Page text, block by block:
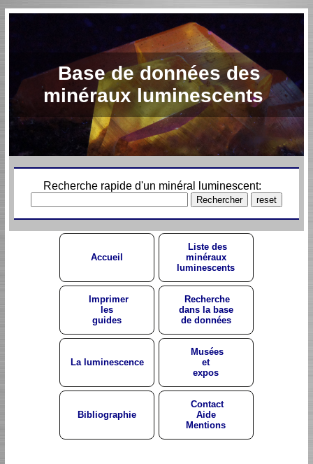
Base de données des
minéraux luminescents
Recherche rapide d'un minéral luminescent:
Accueil
Liste des
minéraux
luminescents
Imprimer
les
guides
Recherche
dans la base
de données
La luminescence
Musées
et
expos
Bibliographie
Contact
Aide
Mentions